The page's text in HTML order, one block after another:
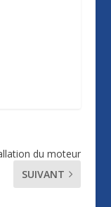
du moteur
SUIVANT